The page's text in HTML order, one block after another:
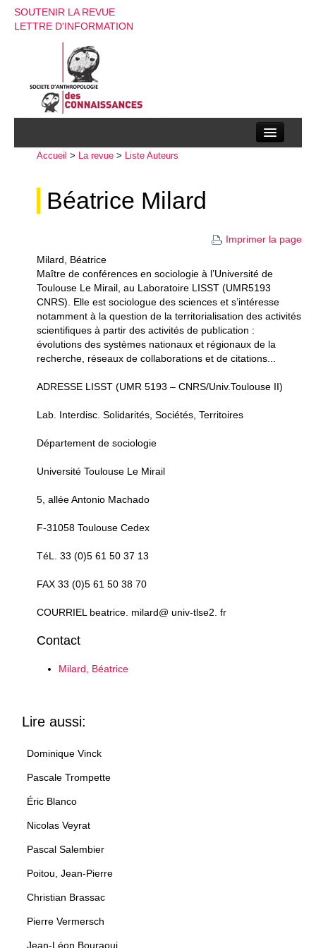
SOUTENIR LA REVUE
LETTRE D'INFORMATION
La société d’anthropologie des connaissances
Recherches
Instructions aux auteurs
Evenements
Accueil > La revue > Liste Auteurs
Béatrice Milard
Imprimer la page
Milard, Béatrice
Maître de conférences en sociologie à l’Université de
Toulouse Le Mirail, au Laboratoire LISST (UMR5193
CNRS). Elle est sociologue des sciences et s’intéresse
notamment à la question de la territorialisation des activités
scientifiques à partir des activités de publication :
évolutions des systèmes nationaux et régionaux de la
recherche, réseaux de collaborations et de citations...
ADRESSE LISST (UMR 5193 – CNRS/Univ.Toulouse II)
Lab. Interdisc. Solidarités, Sociétés, Territoires
Département de sociologie
Université Toulouse Le Mirail
5, allée Antonio Machado
F-31058 Toulouse Cedex
TéL. 33 (0)5 61 50 37 13
FAX 33 (0)5 61 50 38 70
COURRIEL beatrice. milard@ univ-tlse2. fr
Contact
Milard, Béatrice
Lire aussi:
Dominique Vinck
Pascale Trompette
Éric Blanco
Nicolas Veyrat
Pascal Salembier
Poitou, Jean-Pierre
Christian Brassac
Pierre Vermersch
Jean-Léon Bouraoui